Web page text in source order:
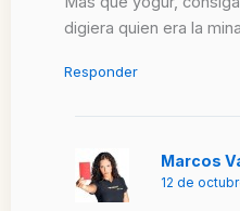
digiera quien era la
Responder
Marcos
12 de